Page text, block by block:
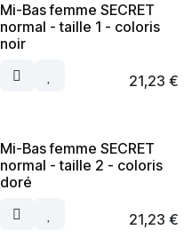
Mi-Bas femme SECRET
normal - taille 1 - coloris
noir
21,23 €
Mi-Bas femme SECRET
normal - taille 2 - coloris
doré
21,23 €